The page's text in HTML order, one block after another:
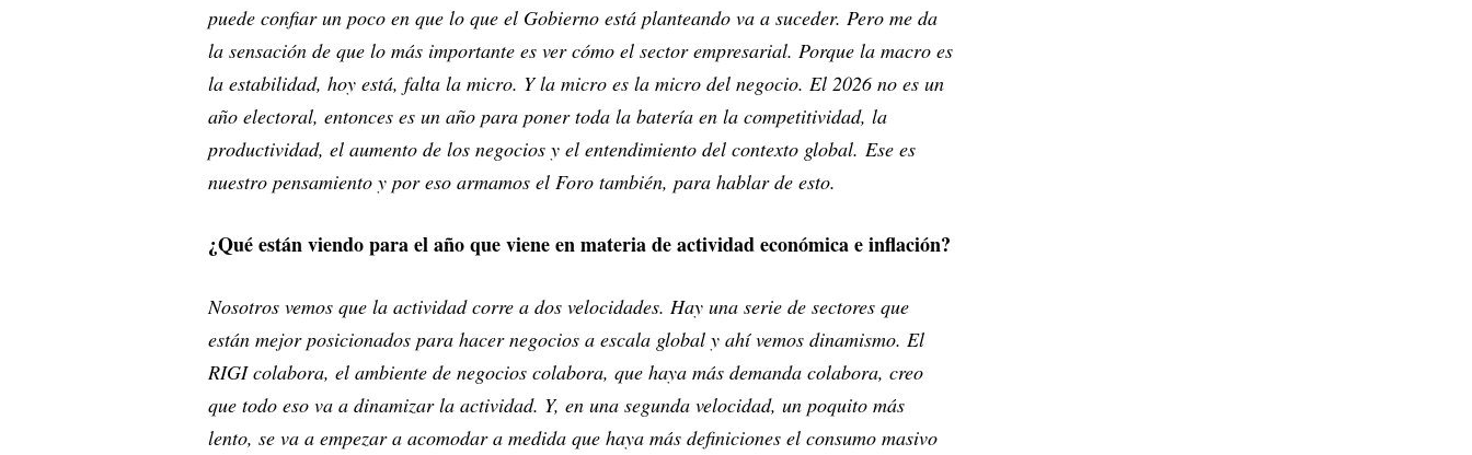
puede confiar un poco en que lo que el Gobierno está planteando va a suceder. Pero me da
la sensación de que lo más importante es ver cómo el sector empresarial. Porque la macro es
la estabilidad, hoy está, falta la micro. Y la micro es la micro del negocio. El 2026 no es un
año electoral, entonces es un año para poner toda la batería en la competitividad, la
productividad, el aumento de los negocios y el entendimiento del contexto global. Ese es
nuestro pensamiento y por eso armamos el Foro también, para hablar de esto.
¿Qué están viendo para el año que viene en materia de actividad económica e inflación?
Nosotros vemos que la actividad corre a dos velocidades. Hay una serie de sectores que
están mejor posicionados para hacer negocios a escala global y ahí vemos dinamismo. El
RIGI colabora, el ambiente de negocios colabora, que haya más demanda colabora, creo
que todo eso va a dinamizar la actividad. Y, en una segunda velocidad, un poquito más
lento, se va a empezar a acomodar a medida que haya más definiciones el consumo masivo